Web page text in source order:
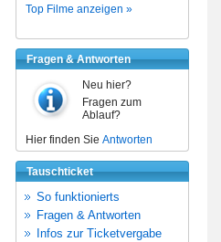
Top Filme anzeigen »
Fragen & Antworten
Neu hier?
Fragen zum
Ablauf?
Hier finden Sie Antworten
Tauschticket
So funktionierts
Fragen & Antworten
Infos zur Ticketvergabe